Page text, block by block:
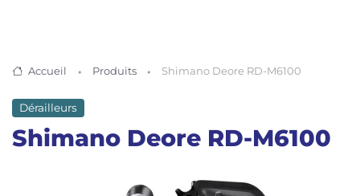
Accueil Produits Shimano Deore RD-M6100
Dérailleurs
Shimano Deore RD-M6100